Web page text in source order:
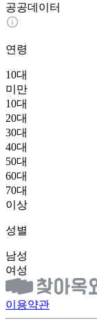
공공데이터
연령
10대
미만
10대
20대
30대
40대
50대
60대
70대
이상
성별
남성
여성
이용약관